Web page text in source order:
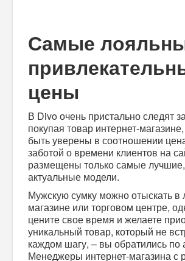
Самые
цены
В Divo очень пристально следят
покупая товар интернет-
быть уверены в соотношении
заботой о времени клиентов на
размещены только самые
актуальные модели.
Мужскую сумку можно отыскать
магазине или торговом центре,
цените свое время и желаете
уникальный товар, который не
каждом шагу, – вы обратились по
Менеджеры интернет-магазина с